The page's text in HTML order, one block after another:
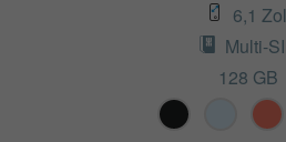
6,1
Multi-
128 GB